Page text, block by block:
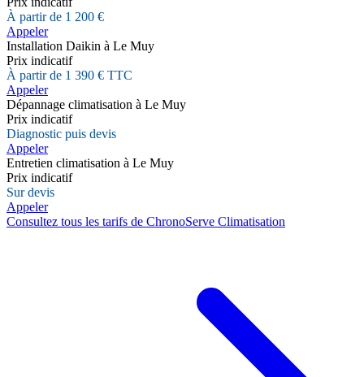
À partir de 1 200 €
Appeler
Installation Daikin à Le Muy
Prix indicatif
À partir de 1 390 € TTC
Appeler
Dépannage climatisation à Le Muy
Prix indicatif
Diagnostic puis devis
Appeler
Entretien climatisation à Le Muy
Prix indicatif
Sur devis
Appeler
Consultez tous les tarifs de ChronoServe Climatisation